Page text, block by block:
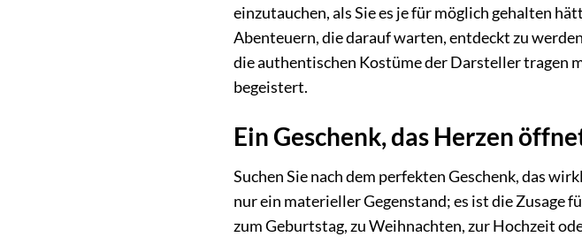
einzutauchen, als Sie es je für möglich gehalten
Abenteuern, die darauf warten, entdeckt zu
die authentischen Kostüme der Darsteller tragen
begeistert.
Ein Geschenk, das Herzen
Suchen Sie nach dem perfekten Geschenk, das
nur ein materieller Gegenstand; es ist die Zusage
zum Geburtstag, zu Weihnachten, zur Hochzeit